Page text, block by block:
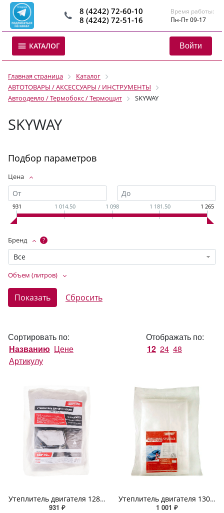
8 (4242) 72-60-10
8 (4242) 72-51-16
Время работы:
Пн-Пт 09-17
КАТАЛОГ Войти
Главная страница
Каталог
АВТОТОВАРЫ / АКСЕССУАРЫ / ИНСТРУМЕНТЫ
Автоодеяло / Термобокс / Термощит
SKYWAY
SKYWAY
Подбор параметров
Цена
931 1 014.50 1 098 1 181.50 1 265
Бренд ?
Все
Объем (литров)
Сортировать по:
Названию Цене
Артикулу
Отображать по:
12 24 48
Утеплитель двигателя 128*70см S SKYWAY стекловолокно
931 ₽
Утеплитель двигателя 130*80см S SKYWAY стекловолокно
1 001 ₽